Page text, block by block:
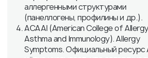
аллергенными структурами
(панеллогены, профилины и др.).
ACAAI (American College of
Asthma and Immunology). Allergy
Symptoms. Официальный ресурс